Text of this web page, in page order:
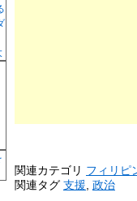
関連カテゴリ フィリピ
関連タグ 支援 政治